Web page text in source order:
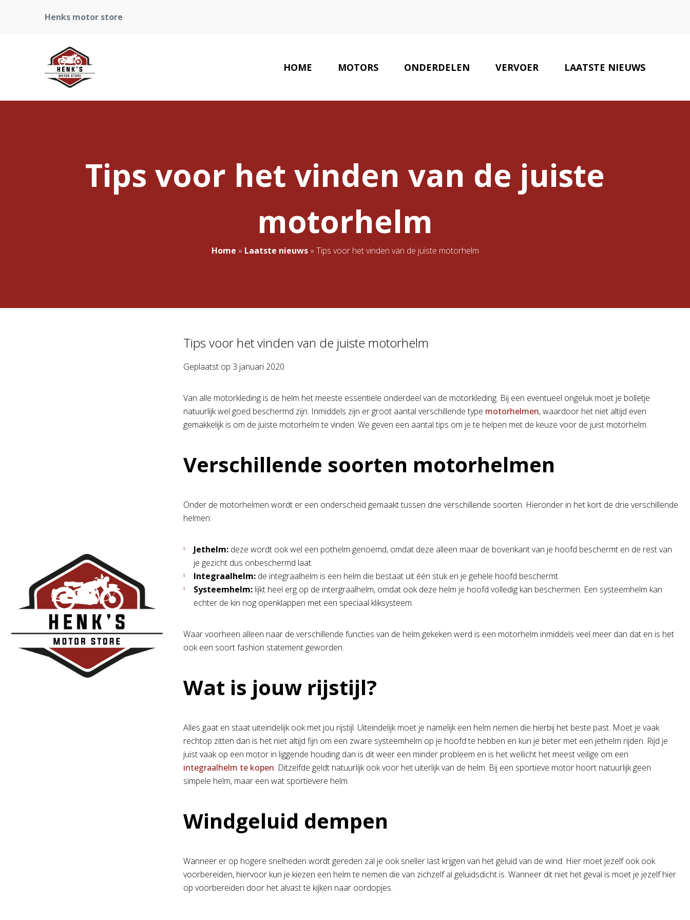
Henks motor store
HOME MOTORS ONDERDELEN VERVOER LAATSTE NIEUWS
Tips voor het vinden van de juiste
motorhelm
Home » Laatste nieuws» Tips voor het vinden van de juiste motorhelm
Tips voor het vinden van de juiste motorhelm
Geplaatst op 3 januari 2020
Van alle motorkleding is de helm het meeste essentiële onderdeel van de motorkleding. Bij een eventueel ongeluk moet je bolletje
natuurlijk wel goed beschermd zijn. Inmiddels zijn er groot aantal verschillende type motorhelmen, waardoor het niet altijd even
gemakkelijk is om de juiste motorhelm te vinden. We geven een aantal tips om je te helpen met de keuze voor de juist motorhelm.
Verschillende soorten motorhelmen
Onder de motorhelmen wordt er een onderscheid gemaakt tussen drie verschillende soorten. Hieronder in het kort de drie verschillende
helmen:
Jethelm: deze wordt ook wel een pothelm genoemd, omdat deze alleen maar de bovenkant van je hoofd beschermt en de rest van
je gezicht dus onbeschermd laat.
Integraalhelm: de integraalhelm is een helm die bestaat uit één stuk en je gehele hoofd beschermt.
Systeemhelm: lijkt heel erg op de intergraalhelm, omdat ook deze helm je hoofd volledig kan beschermen. Een systeemhelm kan
echter de kin nog openklappen met een speciaal kliksysteem.
Waar voorheen alleen naar de verschillende functies van de helm gekeken werd is een motorhelm inmiddels veel meer dan dat en is het
ook een soort fashion statement geworden.
Wat is jouw rijstijl?
Alles gaat en staat uiteindelijk ook met jou rijstijl. Uiteindelijk moet je namelijk een helm nemen die hierbij het beste past. Moet je vaak
rechtop zitten dan is het niet altijd fijn om een zware systeemhelm op je hoofd te hebben en kun je beter met een jethelm rijden. Rijd je
juist vaak op een motor in liggende houding dan is dit weer een minder probleem en is het wellicht het meest veilige om een
integraalhelm te kopen. Ditzelfde geldt natuurlijk ook voor het uiterlijk van de helm. Bij een sportieve motor hoort natuurlijk geen
simpele helm, maar een wat sportievere helm.
Windgeluid dempen
Wanneer er op hogere snelheden wordt gereden zal je ook sneller last krijgen van het geluid van de wind. Hier moet jezelf ook ook
voorbereiden, hiervoor kun je kiezen een helm te nemen die van zichzelf al geluidsdicht is. Wanneer dit niet het geval is moet je jezelf hier
op voorbereiden door het alvast te kijken naar oordopjes.